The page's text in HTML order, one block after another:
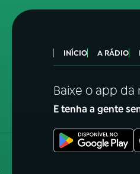
INÍCIO A RÁDIO
Baixe o app da
E tenha a gente